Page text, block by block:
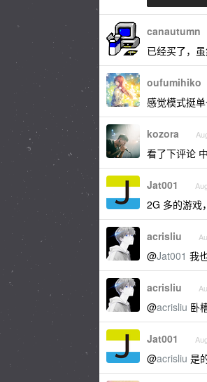
canautumn
已经买了，
oufumihiko
感觉模式挺
kozora
看了下评论
Jat001
2G 多的游
acrisliu
@Jat001 我
acrisliu
@acrisliu 卧
Jat001
@acrisliu 是